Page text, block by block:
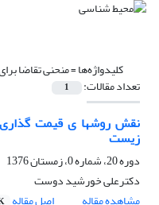
کلیدواژه‌ها =منحنی تقاضا
تعداد مقالات: 1
نقش روشها ی قیمت گذاری
زیست
دوره 20، شماره 0، زمستان 1376
دکترعلی خورشید دوست